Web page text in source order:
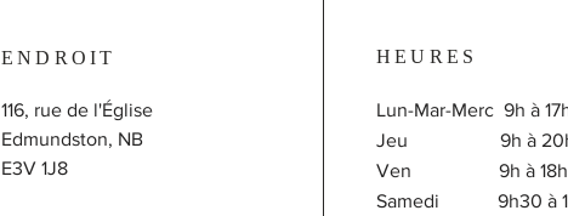
ENDROIT HEURES
116, rue de l'Église
Edmundston, NB
E3V 1J8
Lun-Mar-Merc 9h à
Jeu 9h à
Ven 9h à 18h
Samedi 9h30 à